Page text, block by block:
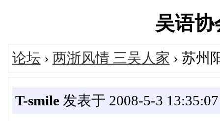
吴语
论坛 › 两浙风情 三吴人家 › 苏州
T-smile发表于 2008-5-3 13:35:07